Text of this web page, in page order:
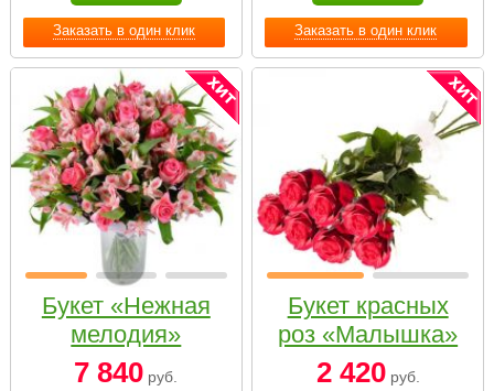
Заказать в один клик Заказать в один клик
Букет «Нежная
мелодия»
7 840 руб.
Букет красных
роз «Малышка»
2 420руб.